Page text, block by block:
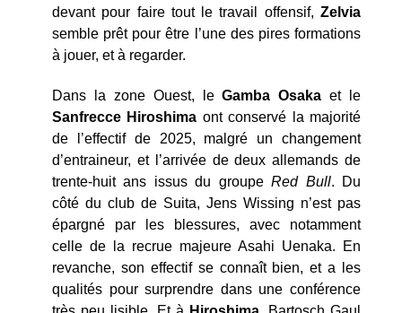
devant pour faire tout le travail offensif, Zelvia
semble prêt pour être l’une des pires formations
à jouer, et à regarder.
Dans la zone Ouest, leGamba Osaka et le
Sanfrecce Hiroshima ont conservé la majorité
de l’effectif de 2025, malgré un changement
d’entraineur, et l’arrivée de deux allemands de
trente-huit ans issus du groupeRed Bull. Du
côté du club de Suita, Jens Wissing n’est pas
épargné par les blessures, avec notamment
celle de la recrue majeure Asahi Uenaka. En
revanche, son effectif se connaît bien, et a les
qualités pour surprendre dans une conférence